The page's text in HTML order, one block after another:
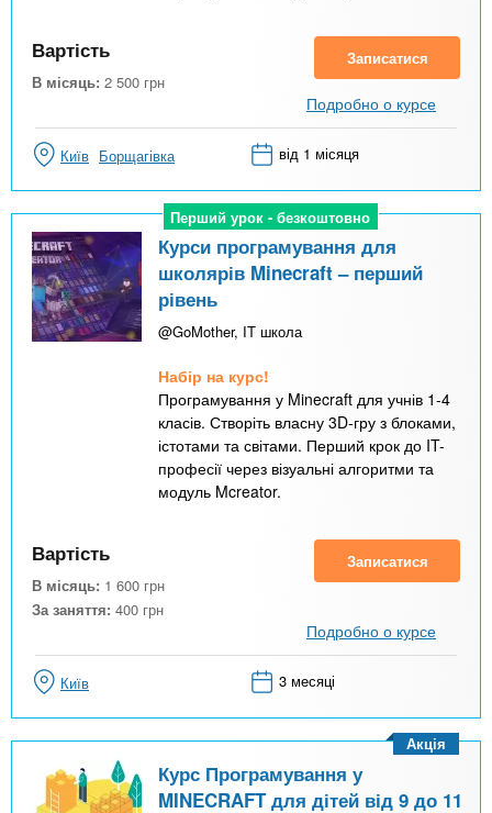
Вартість
В місяць: 2 500 грн
Записатися
Подробно о курсе
Київ Борщагівка від 1 місяця
Перший урок - безкоштовно
Перший урок - безкоштовно
Курси програмування для
школярів Minecraft – перший
рівень
@GoMother, IT школа
Набір на курс!
Програмування у Minecraft для учнів 1-4
класів. Створіть власну 3D-гру з блоками,
істотами та світами. Перший крок до IT-
професії через візуальні алгоритми та
модуль Mcreator.
Вартість
В місяць: 1 600 грн
За заняття: 400 грн
Записатися
Подробно о курсе
Київ 3 месяці
Курс Програмування у
MINECRAFT для дітей від 9 до 11
Акція